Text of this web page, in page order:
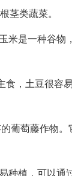
茎类蔬菜。
是一种谷物
，土豆很容
葡萄藤作物。
植，可以通